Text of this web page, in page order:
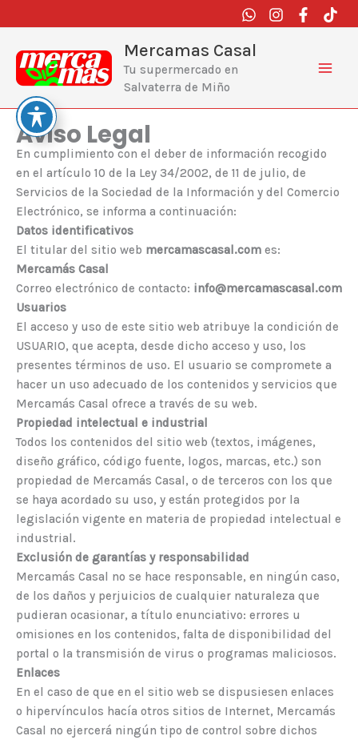
al
contenido
Mercamas Casal
Tu supermercado en
Salvaterra de Miño
Aviso Legal
En cumplimiento con el deber de información recogido
en el artículo 10 de la Ley 34/2002, de 11 de julio, de
Servicios de la Sociedad de la Información y del Comercio
Electrónico, se informa a continuación:
Datos identificativos
El titular del sitio web mercamascasal.com es:
Mercamás Casal
Correo electrónico de contacto: info@mercamascasal.com
Usuarios
El acceso y uso de este sitio web atribuye la condición de
USUARIO, que acepta, desde dicho acceso y uso, los
presentes términos de uso. El usuario se compromete a
hacer un uso adecuado de los contenidos y servicios que
Mercamás Casal ofrece a través de su web.
Propiedad intelectual e industrial
Todos los contenidos del sitio web (textos, imágenes,
diseño gráfico, código fuente, logos, marcas, etc.) son
propiedad de Mercamás Casal, o de terceros con los que
se haya acordado su uso, y están protegidos por la
legislación vigente en materia de propiedad intelectual e
industrial.
Exclusión de garantías y responsabilidad
Mercamás Casal no se hace responsable, en ningún caso,
de los daños y perjuicios de cualquier naturaleza que
pudieran ocasionar, a título enunciativo: errores u
omisiones en los contenidos, falta de disponibilidad del
portal o la transmisión de virus o programas maliciosos.
Enlaces
En el caso de que en el sitio web se dispusiesen enlaces
o hipervínculos hacía otros sitios de Internet, Mercamás
Casal no ejercerá ningún tipo de control sobre dichos